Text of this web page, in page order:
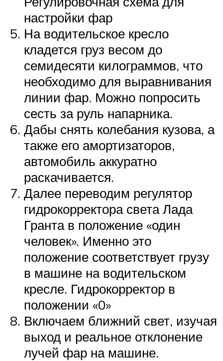
настройки фар
На водительское кресло
кладется груз весом до
семидесяти килограммов, что
необходимо для выравнивания
линии фар. Можно попросить
сесть за руль напарника.
Дабы снять колебания кузова, а
также его амортизаторов,
автомобиль аккуратно
раскачивается.
Далее переводим регулятор
гидрокорректора света Лада
Гранта в положение «один
человек». Именно это
положение соответствует грузу
в машине на водительском
кресле. Гидрокорректор в
положении «0»
Включаем ближний свет, изучая
выход и реальное отклонение
лучей фар на машине.